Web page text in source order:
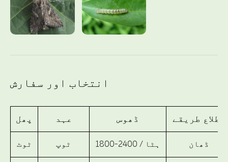
انتخاب اور سفارش
پھل عہد ڈھوس اطلاع طریقے
ٹوٹ ٹوپ 1800-2400 / ہٹا ڈھان